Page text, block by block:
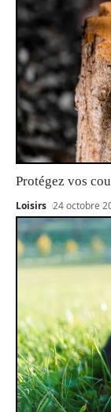
Protégez vos
Loisirs 24 octobre